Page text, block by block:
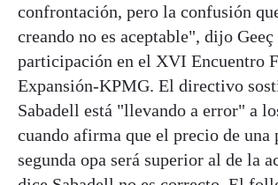
confrontación, pero la confusión
creando no es aceptable", dijo Geeç
participación en el XVI Encuentro
Expansión-KPMG. El directivo
Sabadell está "llevando a error" a
cuando afirma que el precio de una
segunda opa será superior al de la